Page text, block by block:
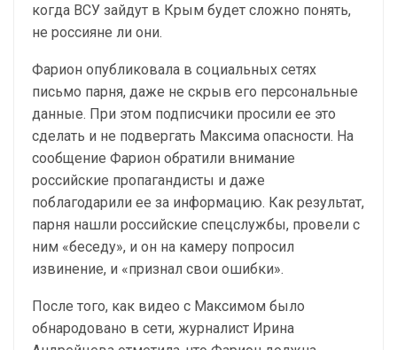
когда ВСУ зайдут в Крым будет сложно понять,
не россияне ли они.
Фарион опубликовала в социальных сетях
письмо парня, даже не скрыв его персональные
данные. При этом подписчики просили ее это
сделать и не подвергать Максима опасности. На
сообщение Фарион обратили внимание
российские пропагандисты и даже
поблагодарили ее за информацию. Как результат,
парня нашли российские спецслужбы, провели с
ним «беседу», и он на камеру попросил
извинение, и «признал свои ошибки».
После того, как видео с Максимом было
обнародовано в сети, журналист Ирина